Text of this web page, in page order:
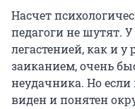
Насчет
педагоги не шутят.
легастенией, как и
заиканием, очень
неудачника. Но если
виден и понятен